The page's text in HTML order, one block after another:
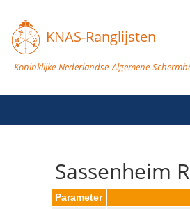
KNAS-Ranglijsten
Koninklijke Nederlandse Algemene
Sassenheim
Parameter